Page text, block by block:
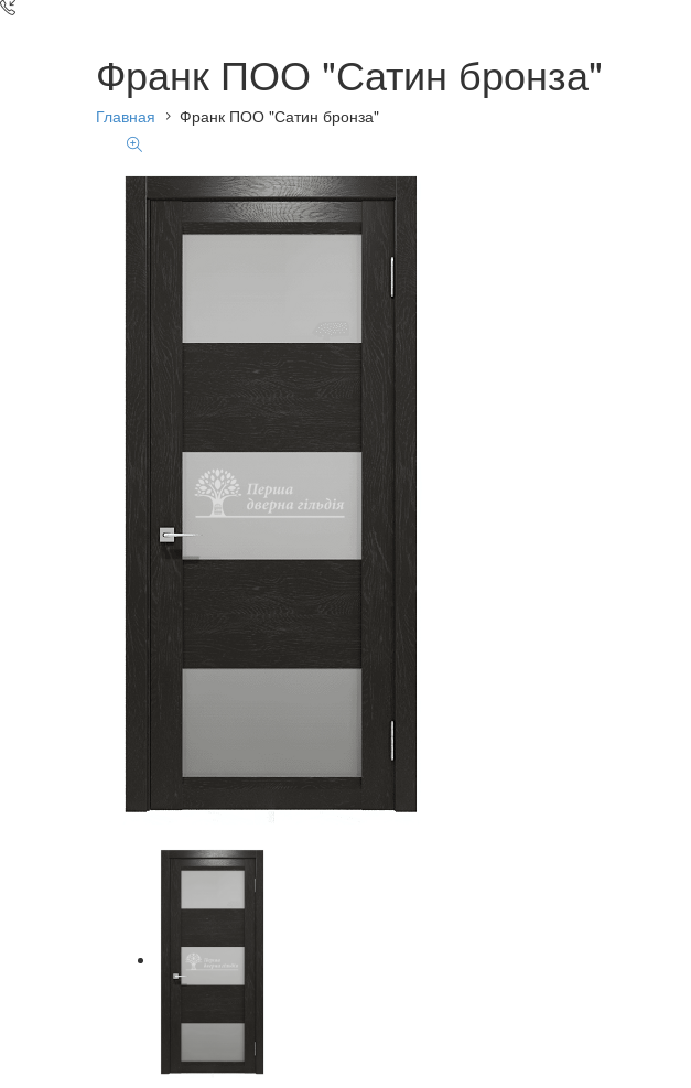
Франк ПОО "Сатин бронза"
Главная Франк ПОО "Сатин бронза"